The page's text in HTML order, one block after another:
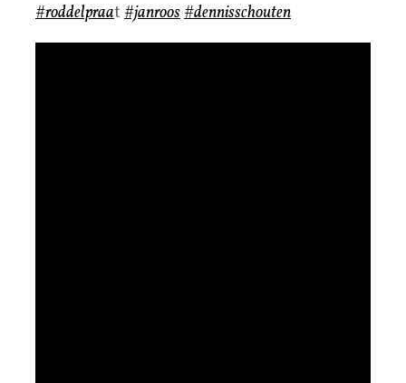
#roddelpraat #janroos#dennisschouten